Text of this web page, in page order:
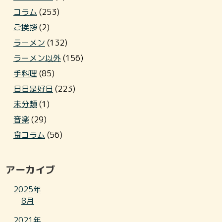
コラム (253)
ご挨拶(2)
ラーメン (132)
ラーメン以外(156)
手料理 (85)
日日是好日 (223)
未分類(1)
音楽(29)
食コラム (56)
アーカイブ
2025年
8月